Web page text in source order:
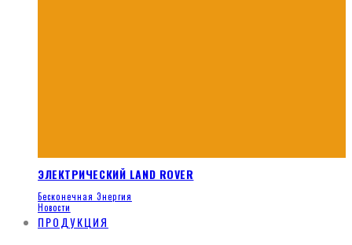
ЭЛЕКТРИЧЕСКИЙ LAND ROVER
Бесконечная Энергия
Новости
ПРОДУКЦИЯ